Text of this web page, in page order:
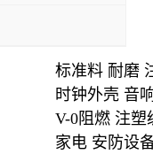
标准料 耐磨
时钟外壳 音
V-0阻燃 注塑
家电 安防设